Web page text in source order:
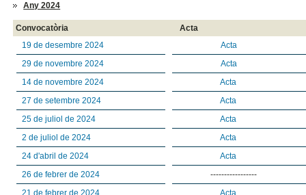
Any 2024
Convocatòria
Acta
19 de desembre 2024
Acta
29 de novembre 2024
Acta
14 de novembre 2024
Acta
27 de setembre 2024
Acta
25 de juliol de 2024
Acta
2 de juliol de 2024
Acta
24 d'abril de 2024
Acta
26 de febrer de 2024
-----------------